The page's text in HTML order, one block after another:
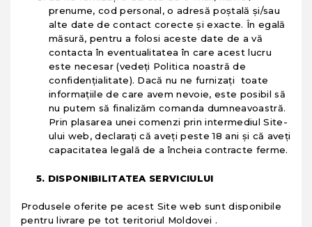
prenume, cod personal, o adresă poștală și/sau
alte date de contact corecte și exacte. În egală
măsură, pentru a folosi aceste date de a vă
contacta în eventualitatea în care acest lucru
este necesar (vedeți Politica noastră de
confidențialitate). Dacă nu ne furnizați toate
informațiile de care avem nevoie, este posibil să
nu putem să finalizăm comanda dumneavoastră.
Prin plasarea unei comenzi prin intermediul Site-
ului web, declarați că aveți peste 18 ani și că aveți
capacitatea legală de a încheia contracte ferme.
5. DISPONIBILITATEA SERVICIULUI
Produsele oferite pe acest Site web sunt disponibile
pentru livrare pe tot teritoriul Moldovei .